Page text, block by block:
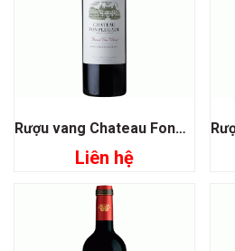
Rượu vang Chateau Fonplegade Grand Cru Classe
Liên hệ